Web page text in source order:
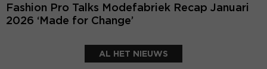
Fashion Pro Talks Modefabriek Recap Januari
2026 ‘Made for Change’
AL HET NIEUWS